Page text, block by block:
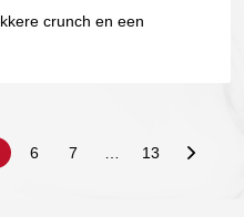
crunch en een
6 7 … 13